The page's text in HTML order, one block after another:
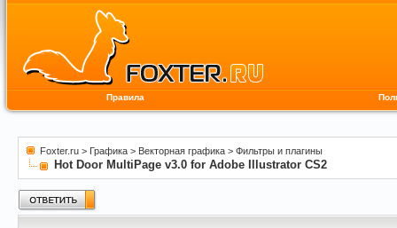
Правила
Foxter.ru > Графика > Векторная графика > Фильтры и плагины
Hot Door MultiPage v3.0 for Adobe Illustrator CS2